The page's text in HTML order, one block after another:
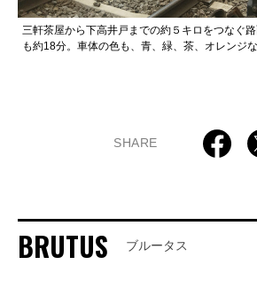
三軒茶屋から下高井戸までの約５キロをつなぐ
も約18分。車体の色も、青、緑、茶、オレンジな
SHARE
BRUTUS ブルータス